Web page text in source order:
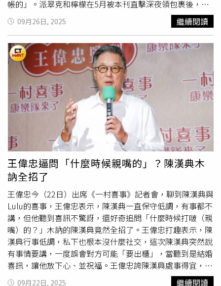
會用極端的方式去向媽媽「討愛」。而媽媽的用心Lily自然
有感受，還貼心表示：「媽媽一直是我的榜樣，我非常愛
她，她也非常相信我，所以我有信心能跟媽媽一樣厲害！」
身材與面容姣好的Lily，一直都是時尚圈鎂光燈下的焦點。
（圖／翻攝自Lily IG）因為經常陪著媽媽，Lily了解媽媽對
大S的思念，Lily也曾透露過自己對姨媽大S同樣有著滿滿的
懷念，回憶起大S看到她的畫時說：「Lily 我們心靈相
通！」當Lily在網路上受到酸民攻擊時，大S說：「姨媽半夜
一個一個在檢舉那些人。」就算小S開玩笑說Lily長得像是小
林志玲時，大S也會搶話：「妳明明就是像姨媽！妳是姨媽
的孩子！」在大S眼中，Lily就是個寶藏女孩，大S也跟Lily
約好，以後全家要在天堂會合，由此可見大S對小S女兒的
愛，完全不輸自己的小孩。而Lily也將對大S姨媽的愛，透過
兩幅畫作表現出來，是一幅名為「barbie」的黃色，因為是
大S，才讓Lily更懂得做自己。
帳的」。派翠克和檸檬在5月被本刊直擊深夜領包裹後，兩
人一同返回女方住所，被問和檸檬目前的關係，派翠克笑
回：「我們沒有交往，是相處、最近還有一起出去。」而提
到Lulu、陳漢典的婚訊，派翠克直言非常驚訝：「我看了很
多遍才相信，而且沒有任何交往的跡象，我跟檸檬出去領貨
就被拍到。」搞笑自嘲和檸檬的緋聞。派翠克、蕭子墨一同
出席義大利輕奢保養品牌活動。（圖／侯世駿攝）雖然《小
姐不熙娣》原主持搭檔小S因大S過世告假節目，至今仍未確
定回歸日期，但提到和代班主持吳姍儒Sandy的合作狀況，
派翠克說：「很像同學的感覺，主持一半會聊小事，觀眾看
節目有發現，很像同學相處。」表示Sadny私下非常好相
處，這次中秋節也有收到對方送的蛋黃酥。
09月26日, 2025 繼續閱讀
王偉忠逼問「什麼時候親嘴的」？陳漢典木
訥全招了
王偉忠今（22日）出席《一村喜事》記者會，聊到陳漢典與
Lulu的喜事，王偉忠表示，陳漢典一直保守低調，有事都不
講，但他聽到喜訊不驚訝，還好奇追問「什麼時候打啵（親
嘴）的？」木訥的陳漢典竟然全招了。王偉忠打趣表示，陳
漢典行事低調，私下也根本沒什麼社交，這次陳漢典突然說
有事情要講，一度誤會對方可能「要出櫃」，當聽到是結婚
喜訊，讓他放下心、並祝福。王偉忠誇陳漢典處事得宜，喜
訊提前通知長輩，當得知對象是Lulu，王偉忠比驚訝更感
09月22日, 2025 繼續閱讀